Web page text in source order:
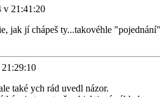
v 21:41:20
jak jí chápeš ty...takovéhle
také ych rád uvedl názor.